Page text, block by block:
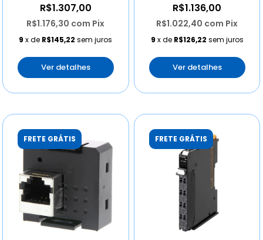
R$1.307,00
R$1.176,30 com Pix
9 x de R$145,22 sem juros
Ver detalhes
R$1.136,00
R$1.022,40 com Pix
9 x de R$126,22 sem juros
Ver detalhes
FRETE GRÁTIS FRETE GRÁTIS